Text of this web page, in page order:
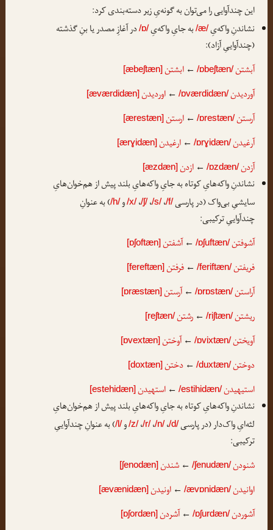
این چندآوایی را می‌توان به گونه‌یِ زیر دسته‌بندی کرد:
نشاندنِ واکه‌یِ/æ/به جایِ واکه‌یِ/ɒ/در آغازِ مصدر یا بنِ گذشته
(چندآواییِ آزاد):
آبشتن/ɒbeʃtæn/
← ابشتن [æbeʃtæn]
آوردیدن/ɒværdidæn/
← اوردیدن [æværdidæn]
آرستن/ɒrestæn/
← ارستن [ærestæn]
آرغیدن/ɒrɣidæn/
← ارغیدن [ærɣidæn]
آزدن/ɒzdæn/
← ازدن [æzdæn]
نشاندنِ واکه‌هایِ کوتاه به جایِ واکه‌هایِ بلند پیش از هم‌خوان‌هایِ
سایشیِ بی‌واک (در پارسی/f/،/s/،/ʃ/،/x/و/h/) به عنوانِ
چندآواییِ ترکیبی:
آشوفتن/ɒʃuftæn/
← آشفتن [ɒʃoftæn]
فریفتن/feriftæn/
← فرفتن [fereftæn]
آراستن/ɒrɒstæn/
← آرستن [ɒræstæn]
ریشتن/riʃtæn/
← رشتن[reʃtæn/
آویختن/ɒvixtæn/
← آوختن [ɒvextæn]
دوختن/duxtæn/
← دختن [doxtæn]
استیهیدن/estihidæn/
← استهیدن [estehidæn]
نشاندنِ واکه‌هایِ کوتاه به جایِ واکه‌هایِ بلند پیش از هم‌خوان‌هایِ
لثه‌ایِ واک‌دار (در پارسی/d/،/n/،/r/،/z/و/l/) به عنوانِ چندآواییِ
ترکیبی:
شنودن/ʃenudæn/
← شندن [ʃenodæn]
اوانیدن/ævɒnidæn/
← اونیدن [ævænidæn]
آشوردن/ɒʃurdæn/
← آشردن [ɒʃordæn]